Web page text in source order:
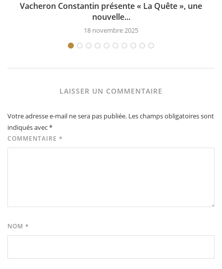
Vacheron Constantin présente « La Quête », une
nouvelle...
18 novembre 2025
LAISSER UN COMMENTAIRE
Votre adresse e-mail ne sera pas publiée. Les champs obligatoires sont
indiqués avec*
COMMENTAIRE *
NOM *